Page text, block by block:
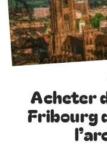
Acheter
Fribourg